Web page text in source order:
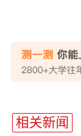
相关新闻